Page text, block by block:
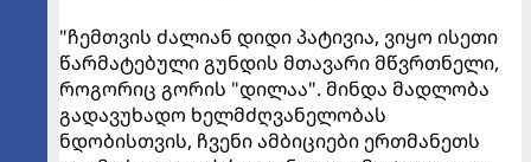
"ჩემთვის ძალიან დიდი პატივია, ვიყო ისეთი
წარმატებული გუნდის მთავარი მწვრთნელი,
როგორიც გორის "დილაა". მინდა მადლობა
გადავუხადო ხელმძღვანელობას
ნდობისთვის, ჩვენი ამბიციები ერთმანეთს